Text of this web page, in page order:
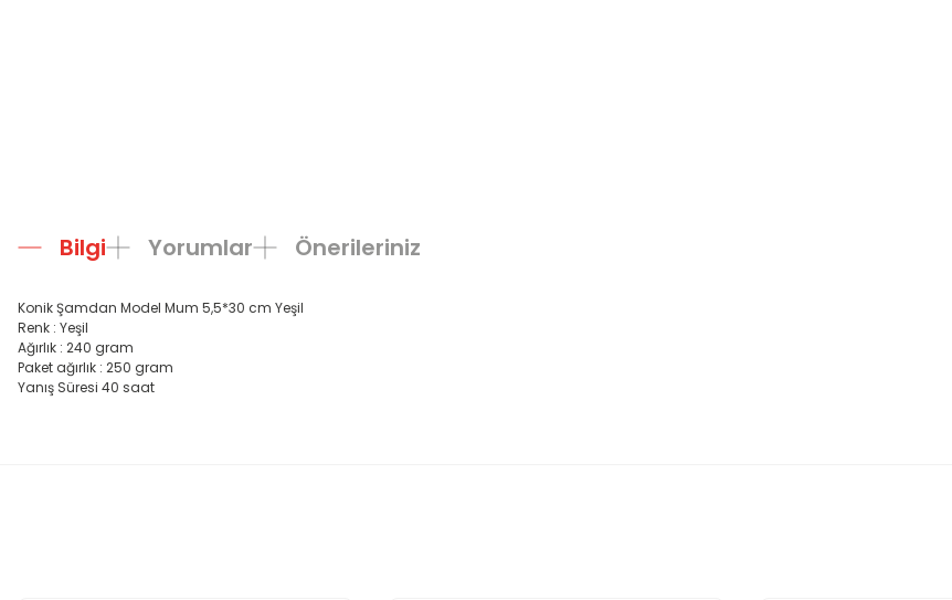
Bilgi Yorumlar Önerileriniz
Konik Şamdan Model Mum 5,5*30 cm Yeşil
Renk : Yeşil
Ağırlık : 240 gram
Paket ağırlık : 250 gram
Yanış Süresi 40 saat